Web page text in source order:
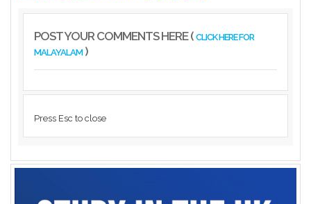
POST YOUR COMMENTS HERE ( CLICK HERE FOR
MALAYALAM)
Press Esc to close